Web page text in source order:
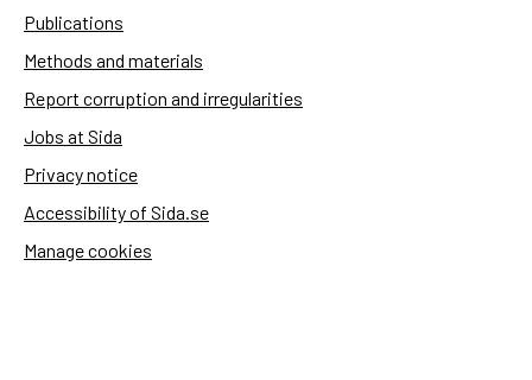
Publications
Methods and materials
Report corruption and irregularities
Jobs at Sida
Privacy notice
Accessibility of Sida.se
Manage cookies